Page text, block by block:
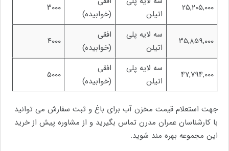
۲۵,۲۰۵,۰۰۰
اتیلن
(خوابیده)
۳۰۰۰
۳۵,۸۵۹,۰۰۰
سه لایه پلی
اتیلن
افقی
(خوابیده)
۴۰۰۰
۴۷,۷۹۴,۰۰۰
سه لایه پلی
اتیلن
افقی
(خوابیده)
۵۰۰۰
جهت استعلام قیمت مخزن آب برای باغ و ثبت سفارش می ‌توانید
با کارشناسان عمران مدرن تماس بگیرید و از مشاوره پیش از خرید
این مجموعه بهره مند شوید.